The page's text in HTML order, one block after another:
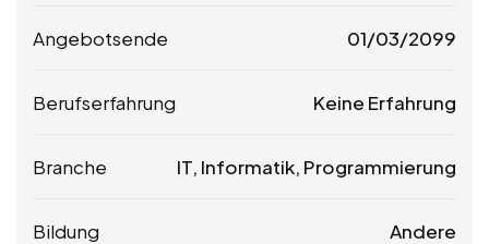
Angebotsende 01/03/2099
Berufserfahrung Keine Erfahrung
Branche IT, Informatik, Programmierung
Bildung Andere